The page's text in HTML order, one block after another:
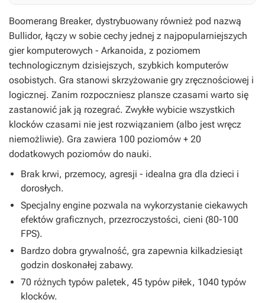
Boomerang Breaker, dystrybuowany również pod nazwą
Bullidor, łączy w sobie cechy jednej z najpopularniejszych
gier komputerowych - Arkanoida, z poziomem
technologicznym dzisiejszych, szybkich komputerów
osobistych. Gra stanowi skrzyżowanie gry zręcznościowej i
logicznej. Zanim rozpoczniesz plansze czasami warto się
zastanowić jak ją rozegrać. Zwykłe wybicie wszystkich
klocków czasami nie jest rozwiązaniem (albo jest wręcz
niemożliwie). Gra zawiera 100 poziomów + 20
dodatkowych poziomów do nauki.
Brak krwi, przemocy, agresji - idealna gra dla dzieci i
dorosłych.
Specjalny engine pozwala na wykorzystanie ciekawych
efektów graficznych, przezroczystości, cieni (80-100
FPS).
Bardzo dobra grywalność, gra zapewnia kilkadziesiąt
godzin doskonałej zabawy.
70 różnych typów paletek, 45 typów piłek, 1040 typów
klocków.